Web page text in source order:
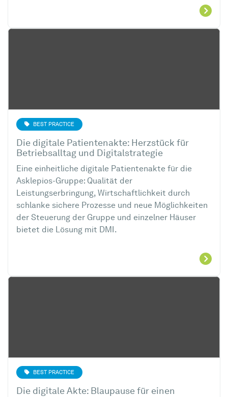
BEST PRACTICE
Die digitale Patientenakte: Herzstück für
Betriebsalltag und Digitalstrategie
Eine einheitliche digitale Patientenakte für die
Asklepios-Gruppe: Qualität der
Leistungserbringung, Wirtschaftlichkeit durch
schlanke sichere Prozesse und neue Möglichkeiten
der Steuerung der Gruppe und einzelner Häuser
bietet die Lösung mit DMI.
BEST PRACTICE
Die digitale Akte: Blaupause für einen